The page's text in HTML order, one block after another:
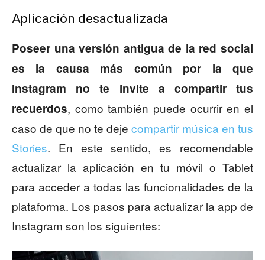
Aplicación desactualizada
Poseer una versión antigua de la red social
es la causa más común por la que
Instagram no te invite a compartir tus
recuerdos, como también puede ocurrir en el
caso de que no te deje compartir música en tus
Stories. En este sentido, es recomendable
actualizar la aplicación en tu móvil o Tablet
para acceder a todas las funcionalidades de la
plataforma. Los pasos para actualizar la app de
Instagram son los siguientes: